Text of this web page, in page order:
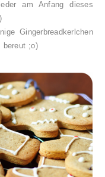
am Anfang dieses
Gingerbreadkerlchen
bereut ;o)